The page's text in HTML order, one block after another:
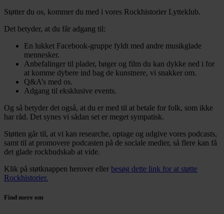
Støtter du os, kommer du med i vores Rockhistorier Lytteklub.
Det betyder, at du får adgang til:
En lukket Facebook-gruppe fyldt med andre musikglade
mennesker.
Anbefalinger til plader, bøger og film du kan dykke ned i for
at komme dybere ind bag de kunstnere, vi snakker om.
Q&A’s med os.
Adgang til eksklusive events.
Og så betyder det også, at du er med til at betale for folk, som ikke
har råd. Det synes vi sådan set er meget sympatisk.
Støtten går til, at vi kan researche, optage og udgive vores podcasts,
samt til at promovere podcasten på de sociale medier, så flere kan få
det glade rockbudskab at vide.
Klik på støtknappen herover eller besøg dette link for at støtte
Rockhistorier.
Find mere om